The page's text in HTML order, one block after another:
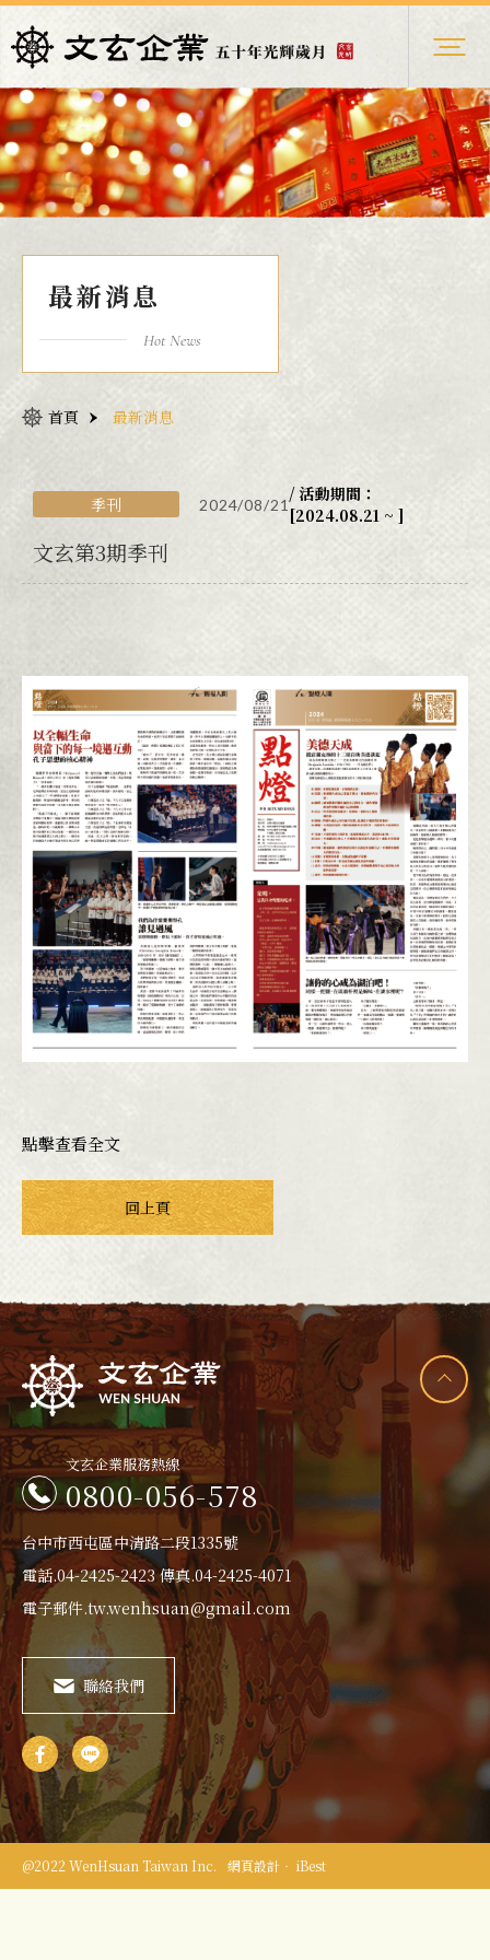
首頁 最新消息
季刊 2024/08/21/ 活動期間：
[2024.08.21 ~ ]
文玄第3期季刊
點擊查看全文
回上頁
最新消息
Hot News
文玄企業服務熱線
0800-056-578
台中市西屯區中清路二段1335號
電話.04-2425-2423 傳真.04-2425-4071
電子郵件.tw.wenhsuan@gmail.com
聯絡我們
@2022 WenHsuan Taiwan Inc. 網頁設計‧ iBest